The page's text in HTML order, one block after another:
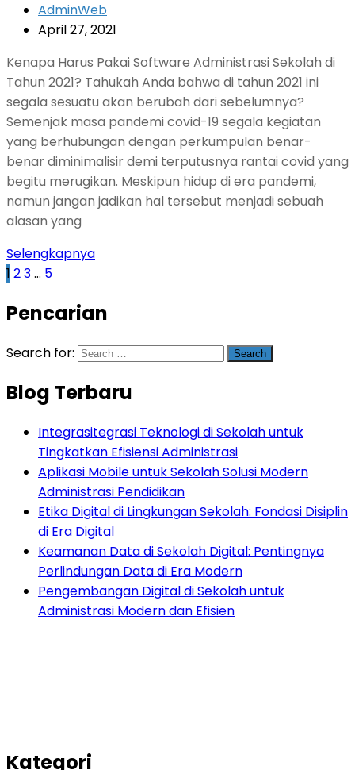
AdminWeb
April 27, 2021
Kenapa Harus Pakai Software Administrasi Sekolah di
Tahun 2021? Tahukah Anda bahwa di tahun 2021 ini
segala sesuatu akan berubah dari sebelumnya?
Semenjak masa pandemi covid-19 segala kegiatan
yang berhubungan dengan perkumpulan benar-
benar diminimalisir demi terputusnya rantai covid yang
begitu merugikan. Meskipun hidup di era pandemi,
namun jangan jadikan hal tersebut menjadi sebuah
alasan yang
Selengkapnya
1 23… 5
Pencarian
Search for:
Blog Terbaru
Integrasitegrasi Teknologi di Sekolah untuk
Tingkatkan Efisiensi Administrasi
Aplikasi Mobile untuk Sekolah Solusi Modern
Administrasi Pendidikan
Etika Digital di Lingkungan Sekolah: Fondasi Disiplin
di Era Digital
Keamanan Data di Sekolah Digital: Pentingnya
Perlindungan Data di Era Modern
Pengembangan Digital di Sekolah untuk
Administrasi Modern dan Efisien
Kategori